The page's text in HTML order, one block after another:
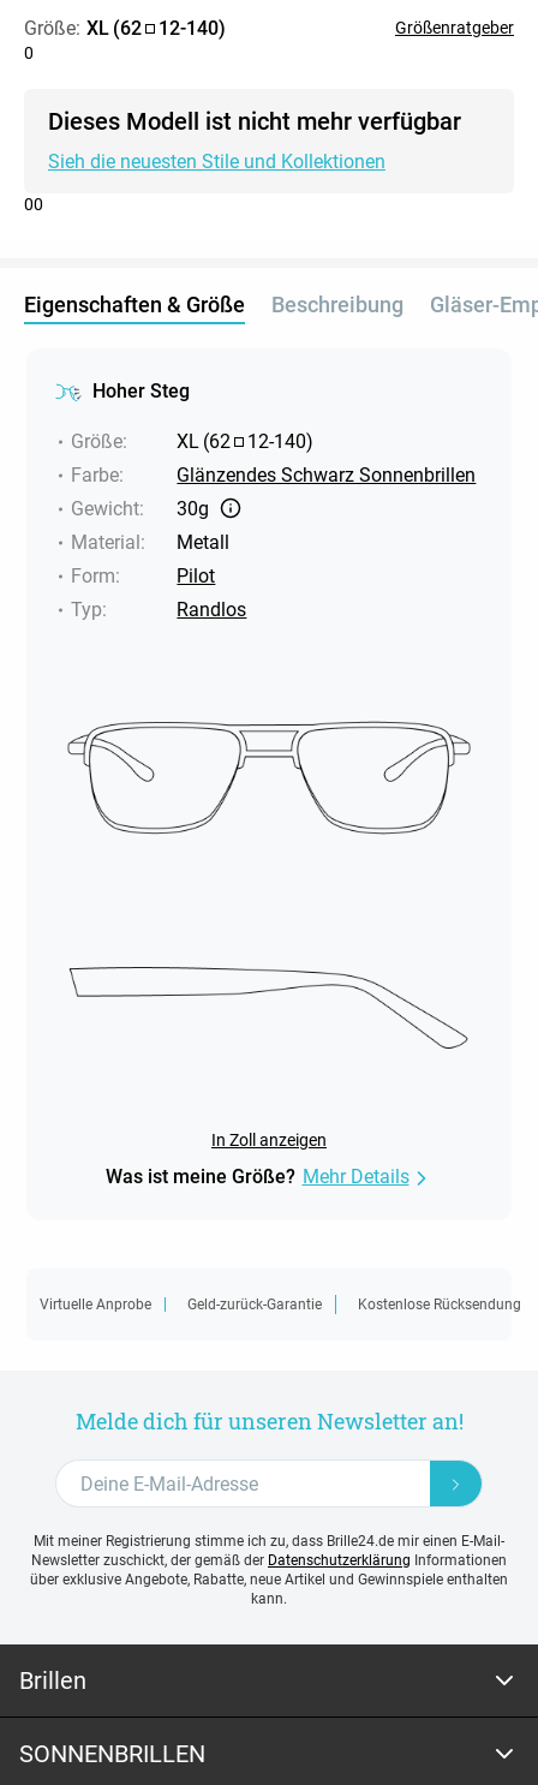
Größe: XL (62 12-140)
Größenratgeber
0
Dieses Modell ist nicht mehr verfügbar
Sieh die neuesten Stile und Kollektionen
00
Eigenschaften & Größe Beschreibung Gläser-
Hoher Steg
Größe: XL (62 12-140)
Farbe:
Glänzendes Schwarz Sonnenbrillen
Gewicht:
30g
Material:
Metall
Form:
Pilot
Typ: Randlos
In Zoll anzeigen
Was ist meine Größe? Mehr Details
Virtuelle Anprobe Geld-zurück-Garantie Kostenlose Rücksendung
Melde dich für unseren Newsletter an!
Mit meiner Registrierung stimme ich zu, dass Brille24.de mir einen E-Mail-
Newsletter zuschickt, der gemäß der Datenschutzerklärung Informationen
über exklusive Angebote, Rabatte, neue Artikel und Gewinnspiele enthalten
kann.
Brillen
SONNENBRILLEN